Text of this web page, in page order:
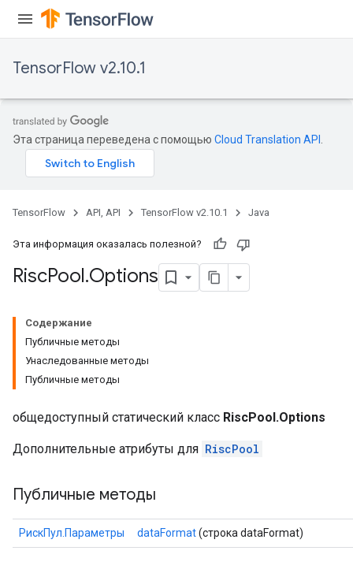
TensorFlow v2.10.1
Эта страница переведена с помощью Cloud Translation API
TensorFlow API, API TensorFlow v2.10.1 Java
Эта информация оказалась полезной?
RiscPool.Options
Содержание
Публичные методы
Унаследованные методы
Публичные методы
общедоступный статический класс RiscPool.Options
Дополнительные атрибуты для RiscPool
Публичные методы
РискПул.Параметры dataFormat(строка dataFormat)